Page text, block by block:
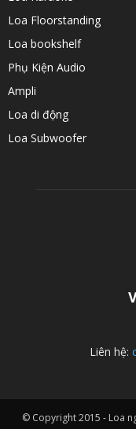
Loa Floorstanding
Loa bookshelf
Phụ Kiện Audio
Ampli
Loa di động
Loa Subwoofer
Liên hệ:
© Copyright 2015 - Loa